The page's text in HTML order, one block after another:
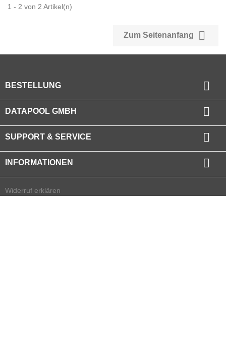
1 - 2 von 2 Artikel(n)
Zum Seitenanfang 
BESTELLUNG 
DATAPOOL GMBH 
SUPPORT & SERVICE 
INFORMATIONEN 
Widerruf erklären